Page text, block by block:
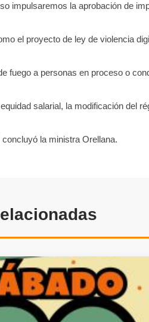
impulsaremos la aprobación de
el proyecto de ley de violencia
fuego a personas en proceso o
salarial, la modificación del
la ministra Orellana.